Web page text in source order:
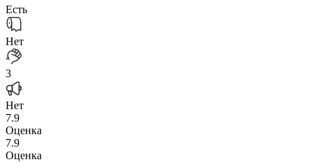
Есть
Нет
3
Нет
7.9
Оценка
7.9
Оценка